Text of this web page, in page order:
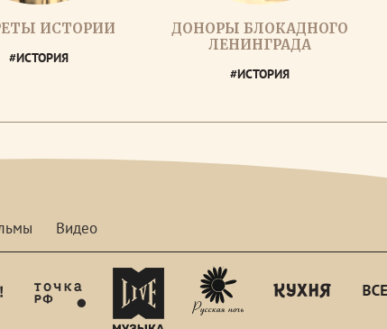
ИСТОРИИ
#ИСТОРИЯ
ДОНОРЫ БЛОКАДНОГО
ЛЕНИНГРАДА
#ИСТОРИЯ
Видео
nastroykino mymusictv rusnight kuhnyatv